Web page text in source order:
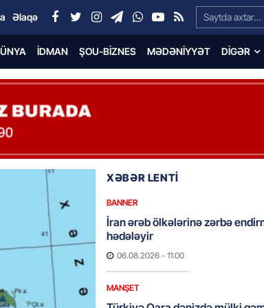
Search…
Əlaqə
İDMAN ŞOU-BIZNES MƏDƏNIYYƏT DIGƏR
XƏBƏR LENTİ
BANNER
İran ərəb ölkələrinə zərbə
hədələyir
06.08.2026 - 11:00
MANŞET